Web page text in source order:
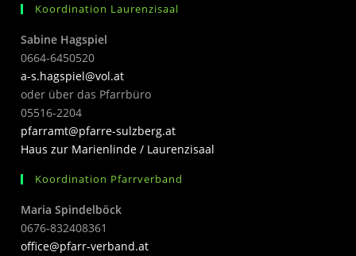
Koordination Laurenzisaal
Sabine Hagspiel
0664-6450520
a-s.hagspiel@vol.at
oder über das Pfarrbüro
05516-2204
pfarramt@pfarre-sulzberg.at
Haus zur Marienlinde / Laurenzisaal
Koordination Pfarrverband
Maria Spindelböck
0676-832408361
office@pfarr-verband.at